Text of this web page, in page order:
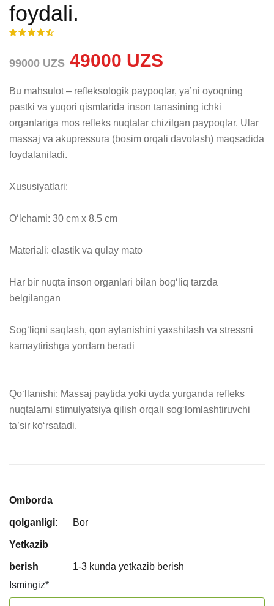
foydali.
99000 UZS 49000 UZS
Bu mahsulot – refleksologik paypoqlar, ya’ni oyoqning
pastki va yuqori qismlarida inson tanasining ichki
organlariga mos refleks nuqtalar chizilgan paypoqlar. Ular
massaj va akupressura (bosim orqali davolash) maqsadida
foydalaniladi.
Xususiyatlari:
O‘lchami: 30 cm x 8.5 cm
Materiali: elastik va qulay mato
Har bir nuqta inson organlari bilan bog‘liq tarzda
belgilangan
Sog‘liqni saqlash, qon aylanishini yaxshilash va stressni
kamaytirishga yordam beradi
Qo‘llanishi: Massaj paytida yoki uyda yurganda refleks
nuqtalarni stimulyatsiya qilish orqali sog‘lomlashtiruvchi
ta’sir ko‘rsatadi.
Omborda
qolganligi: Bor
Yetkazib
berish
1-3 kunda yetkazib berish
Ismingiz*